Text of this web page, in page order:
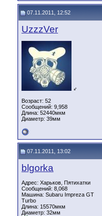
07.11.2011, 12:52
UzzzVer
♂
Возраст: 52
Сообщений: 9,958
Длина: 52440мкм
Диаметр: 39мм
07.11.2011, 13:02
blgorka
Адрес: Харьков, Пятихатки
Сообщений: 8,068
Машина: Subaru Impreza GT
Turbo
Длина: 15570мкм
Диаметр: 32мм